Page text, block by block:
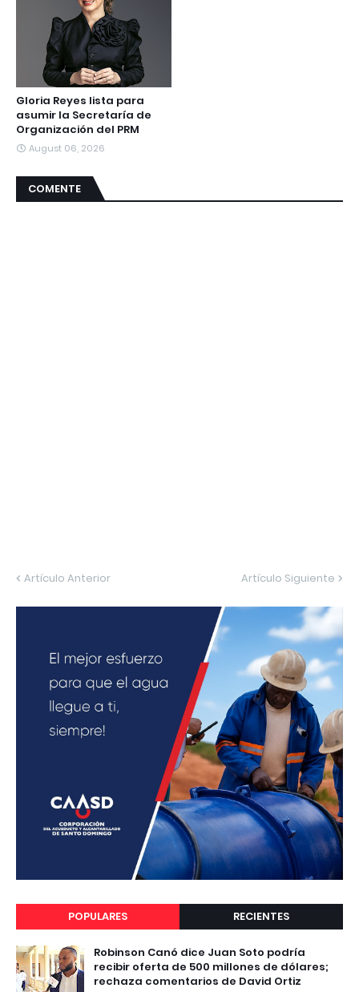
Gloria Reyes lista para
asumir la Secretaría de
Organización del PRM
August 06, 2026
COMENTE
Artículo Anterior Artículo Siguiente
POPULARES RECIENTES
Robinson Canó dice Juan Soto podría
recibir oferta de 500 millones de dólares;
rechaza comentarios de David Ortiz